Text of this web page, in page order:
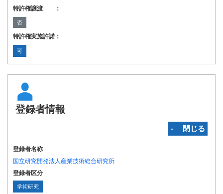
特許権譲渡 ：
否
特許権実施許諾：
可
登録者情報
‐ 閉じる
登録者名称
国立研究開発法人産業技術総合研究所
登録者区分
学術研究